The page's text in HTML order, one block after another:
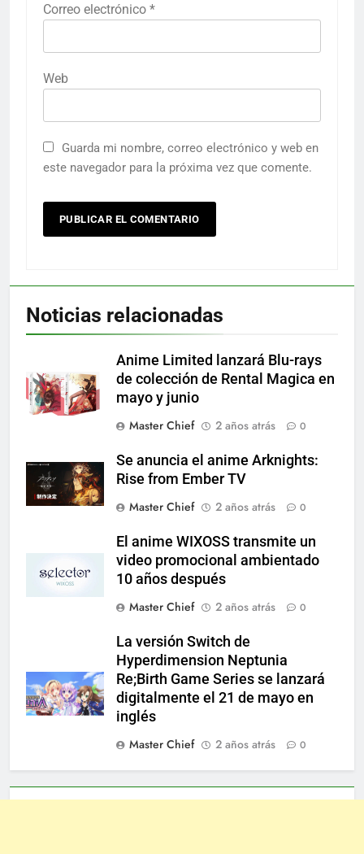
Correo electrónico *
Web
Guarda mi nombre, correo electrónico y web en
este navegador para la próxima vez que comente.
Noticias relacionadas
Anime Limited lanzará Blu-rays
de colección de Rental Magica en
mayo y junio
Master Chief
2 años atrás 0
Se anuncia el anime Arknights:
Rise from Ember TV
Master Chief
2 años atrás 0
El anime WIXOSS transmite un
video promocional ambientado
10 años después
Master Chief
2 años atrás 0
La versión Switch de
Hyperdimension Neptunia
Re;Birth Game Series se lanzará
digitalmente el 21 de mayo en
inglés
Master Chief
2 años atrás 0